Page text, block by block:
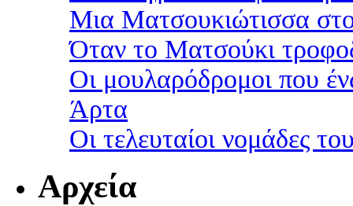
Μια Ματσουκιώτισσα
Όταν το Ματσούκι
Οι μουλαρόδρομοι που
Άρτα
Οι τελευταίοι νομάδες
Αρχεία